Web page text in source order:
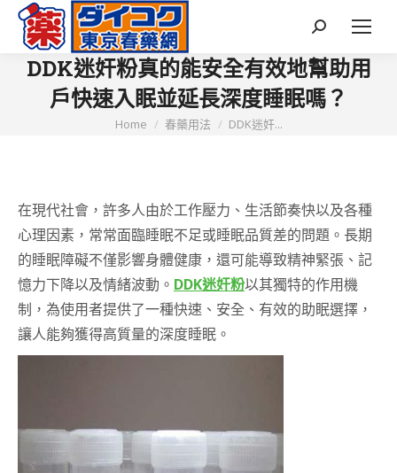
Search:
DDK迷奸粉真的能安全有效地幫助用
戶快速入眠並延長深度睡眠嗎？
You are here:
Home 春藥用法 DDK迷奸...
在現代社會，許多人由於工作壓力、生活節奏快以及各種
心理因素，常常面臨睡眠不足或睡眠品質差的問題。長期
的睡眠障礙不僅影響身體健康，還可能導致精神緊張、記
憶力下降以及情緒波動。 DDK迷奸粉以其獨特的作用機
制，為使用者提供了一種快速、安全、有效的助眠選擇，
讓人能夠獲得高質量的深度睡眠。